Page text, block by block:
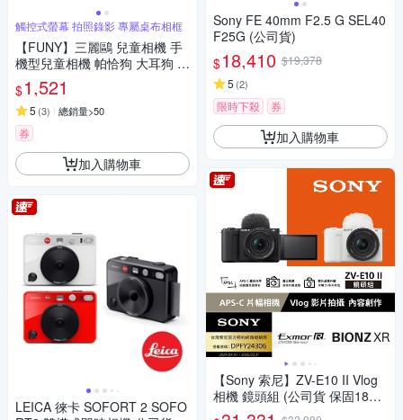
觸控式螢幕 拍照錄影 專屬桌布相框
【FUNY】三麗鷗 兒童相機 手
機型兒童相機 帕恰狗 大耳狗 酷
洛米
$1,521
5 (3) 總銷量>50
券
加入購物車
LEICA 徠卡 SOFORT 2 SOFO
Sony FE 40mm F2.5 G SEL40
F25G (公司貨)
$18,410 $19,378
5 (2)
限時下殺 券
加入購物車
【Sony 索尼】ZV-E10 II Vlog
相機 鏡頭組 (公司貨 保固18+6
個月)